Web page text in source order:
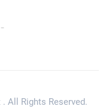
-
. All Rights Reserved.